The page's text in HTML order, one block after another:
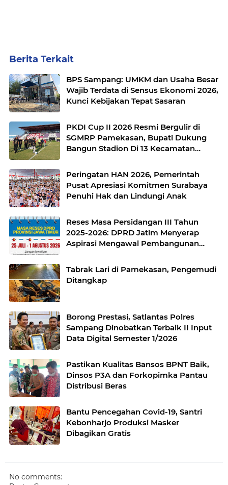
Berita Terkait
BPS Sampang: UMKM dan Usaha Besar
Wajib Terdata di Sensus Ekonomi 2026,
Kunci Kebijakan Tepat Sasaran
PKDI Cup II 2026 Resmi Bergulir di
SGMRP Pamekasan, Bupati Dukung
Bangun Stadion Di 13 Kecamatan
Peringatan HAN 2026, Pemerintah
Pusat Apresiasi Komitmen Surabaya
Penuhi Hak dan Lindungi Anak
Reses Masa Persidangan III Tahun
2025-2026: DPRD Jatim Menyerap
Aspirasi Mengawal Pembangunan
Tabrak Lari di Pamekasan, Pengemudi
Ditangkap
Borong Prestasi, Satlantas Polres
Sampang Dinobatkan Terbaik II Input
Data Digital Semester 1/2026
Pastikan Kualitas Bansos BPNT Baik,
Dinsos P3A dan Forkopimka Pantau
Distribusi Beras
Bantu Pencegahan Covid-19, Santri
Kebonharjo Produksi Masker
Dibagikan Gratis
No comments: